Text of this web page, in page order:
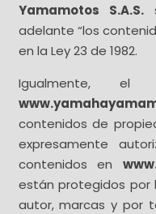
Yamamotos S.A.S.
adelante “los
en la Ley 23 de 1982.
Igualmente,
contenidos de
expresamente
contenidos en
están protegidos por
autor, marcas y por